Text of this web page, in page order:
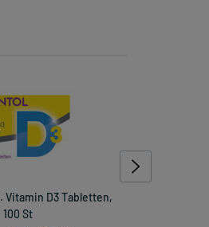
Vitamin D3 Tabletten,
100 St